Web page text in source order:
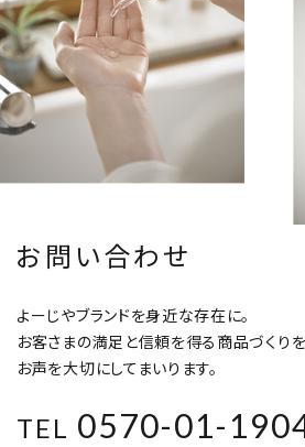
お問い合わせ
よーじやブランドを身近な存在に。
お客さまの満足と信頼を得る商品づくり
お声を大切にしてまいります。
TEL 0570-01-